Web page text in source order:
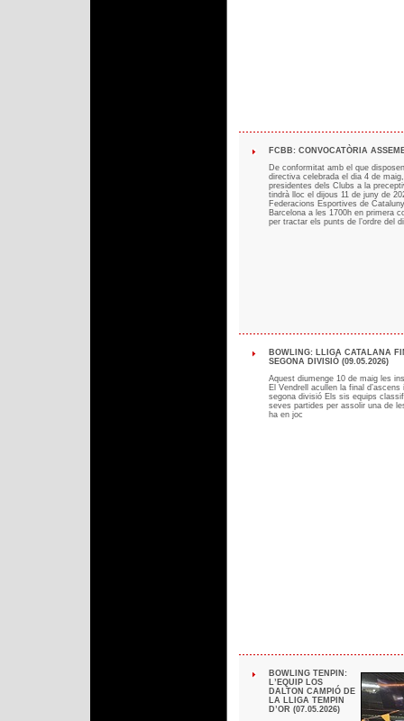
FCBB: CONVOCATÒRIA
De conformitat amb el que
directiva celebrada el dia 4 de
presidentes dels Clubs a la
tindrà lloc el dijous 11 de juny de
Federacions Esportives de
Barcelona a les 1700h en primera
per tractar els punts de l’ordre del
BOWLING: LLIGA CATALANA
SEGONA DIVISIÓ (09.05.2026)
Aquest diumenge 10 de maig les
El Vendrell acullen la final
segona divisió Els sis equips
seves partides per assolir una de
ha en joc
BOWLING TENPIN:
L’EQUIP LOS
DALTON CAMPIÓ DE
LA LLIGA TEMPIN
D’OR (07.05.2026)